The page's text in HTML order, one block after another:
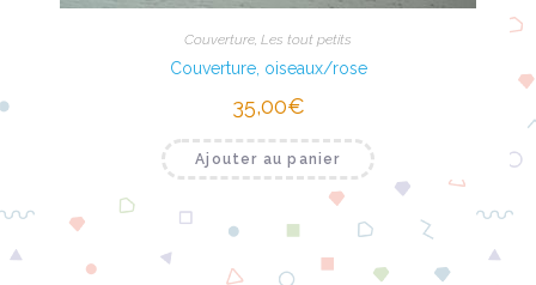
Couverture Les tout petits
Couverture, oiseaux/rose
35,00€
Ajouter au panier